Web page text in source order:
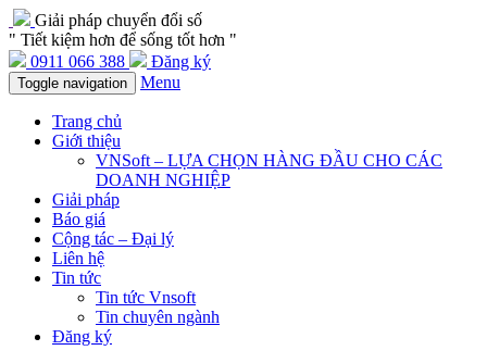
Giải pháp chuyển đổi số
" Tiết kiệm hơn để sống tốt hơn "
0911 066 388
Đăng ký
Toggle navigation Menu
Trang chủ
Giới thiệu
VNSoft – LỰA CHỌN HÀNG ĐẦU CHO CÁC
DOANH NGHIỆP
Giải pháp
Báo giá
Cộng tác – Đại lý
Liên hệ
Tin tức
Tin tức Vnsoft
Tin chuyên ngành
Đăng ký